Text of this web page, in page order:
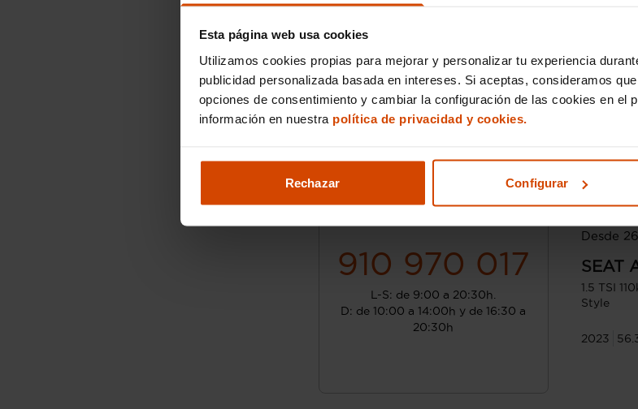
Esta página web usa cookies
Utilizamos cookies propias para mejorar y personalizar tu experiencia
publicidad personalizada basada en intereses. Si aceptas, consideramos
opciones de consentimiento y cambiar la configuración de las cookies en el
información en nuestra política de privacidad y cookies.
Rechazar Configurar
A Coruña - Parque de Vioño
¿Hablamos?
910 970 017
L-S: de 9:00 a 20:30h.
D: de 10:00 a 14:00h y de 16:30 a
20:30h
Desde
SEAT
1.5 TSI
Style
2023